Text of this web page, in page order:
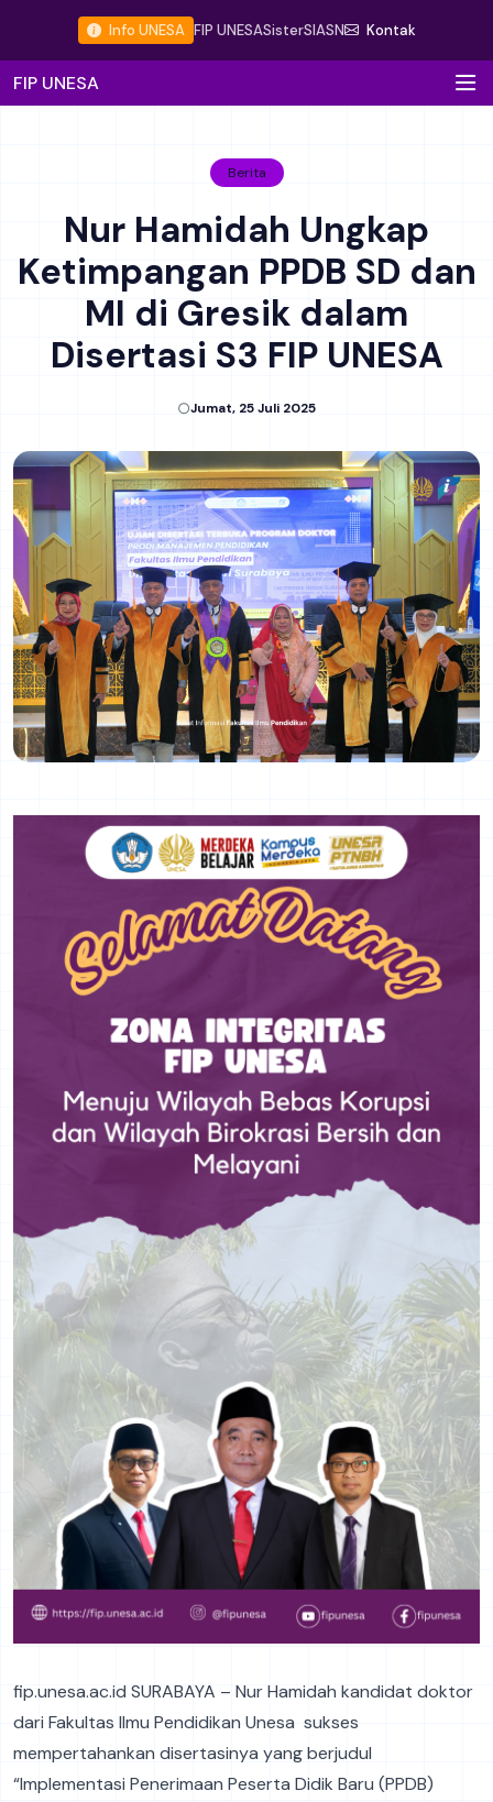
Info UNESA FIP UNESASisterSIASN Kontak
FIP UNESA
Berita
Nur Hamidah Ungkap
Ketimpangan PPDB SD dan
MI di Gresik dalam
Disertasi S3 FIP UNESA
Jumat, 25 Juli 2025
fip.unesa.ac.id SURABAYA – Nur Hamidah kandidat doktor
dari Fakultas Ilmu Pendidikan Unesa sukses
mempertahankan disertasinya yang berjudul
“Implementasi Penerimaan Peserta Didik Baru (PPDB)